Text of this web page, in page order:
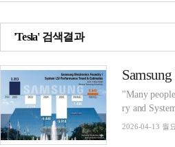
'Tesla' 검색결과
"Many
ry and
2026-04-13 월